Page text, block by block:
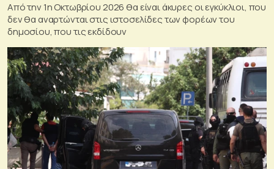
Από την 1η Οκτωβρίου 2026 θα είναι άκυρες οι εγκύκλιοι, που
δεν θα αναρτώνται στις ιστοσελίδες των φορέων του
δημοσίου, που τις εκδίδουν